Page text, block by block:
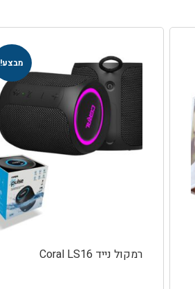
מבצע!
רמקול נייד Coral LS16